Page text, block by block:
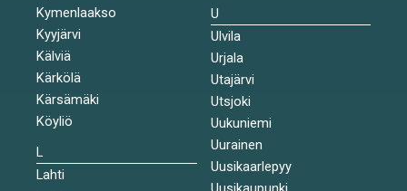
Kymenlaakso
Kyyjärvi
Kälviä
Kärkölä
Kärsämäki
Köyliö
L
Lahti
U
Ulvila
Urjala
Utajärvi
Utsjoki
Uukuniemi
Uurainen
Uusikaarlepyy